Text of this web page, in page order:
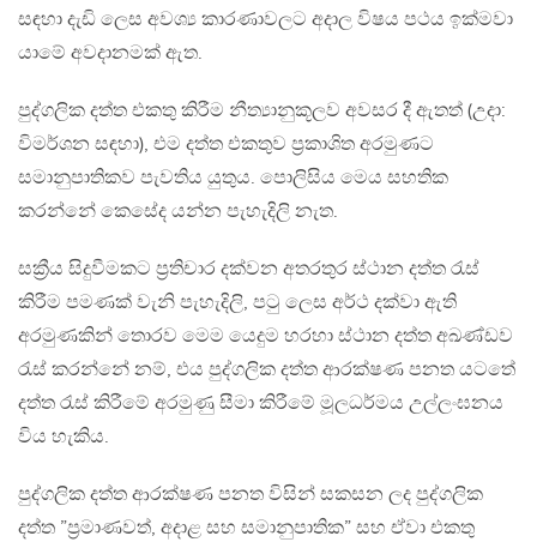
සඳහා දැඩි ලෙස අවශ්‍ය කාරණාවලට අදාල විෂය පථය ඉක්මවා
යාමේ අවදානමක් ඇත.
පුද්ගලික දත්ත එකතු කිරීම නීත්‍යානුකූලව අවසර දී ඇතත් (උදා:
විමර්ශන සඳහා), එම දත්ත එකතුව ප්‍රකාශිත අරමුණට
සමානුපාතිකව පැවතිය යුතුය. පොලිසිය මෙය සහතික
කරන්නේ කෙසේද යන්න පැහැදිලි නැත.
සක්‍රීය සිදුවීමකට ප්‍රතිචාර දක්වන අතරතුර ස්ථාන දත්ත රැස්
කිරීම පමණක් වැනි පැහැදිලි, පටු ලෙස අර්ථ දක්වා ඇති
අරමුණකින් තොරව මෙම යෙදුම හරහා ස්ථාන දත්ත අඛණ්ඩව
රැස් කරන්නේ නම්, එය පුද්ගලික දත්ත ආරක්ෂණ පනත යටතේ
දත්ත රැස් කිරීමේ අරමුණු සීමා කිරීමේ මූලධර්මය උල්ලංඝනය
විය හැකිය.
පුද්ගලික දත්ත ආරක්ෂණ පනත විසින් සකසන ලද පුද්ගලික
දත්ත ”ප්‍රමාණවත්, අදාළ සහ සමානුපාතික” සහ ඒවා එකතු